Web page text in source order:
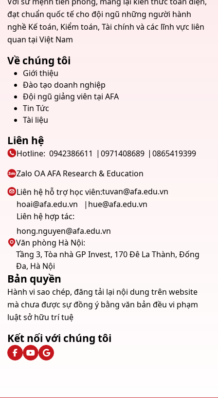
đạt chuẩn quốc tế cho đội ngũ những người hành
nghề Kế toán, Kiểm toán, Tài chính và các lĩnh vực liên
quan tại Việt Nam
Về chúng tôi
Giới thiệu
Đào tạo doanh nghiệp
Đội ngũ giảng viên tại AFA
Tin Tức
Tài liệu
Liên hệ
Hotline: 0942386611 0971408689
0865419399
Zalo OA AFA Research & Education
Liên hệ hỗ trợ học viên:tuvan@afa.edu.vn
hoai@afa.edu.vn
hue@afa.edu.vn
Liên hệ hợp tác:
hong.nguyen@afa.edu.vn
Văn phòng Hà Nội:
Tầng 3, Tòa nhà GP Invest, 170 Đê La Thành, Đống
Đa, Hà Nội
Bản quyền
Hành vi sao chép, đăng tải lại nội dung trên website
mà chưa được sự đồng ý bằng văn bản đều vi phạm
luật sở hữu trí tuệ
Kết nối với chúng tôi